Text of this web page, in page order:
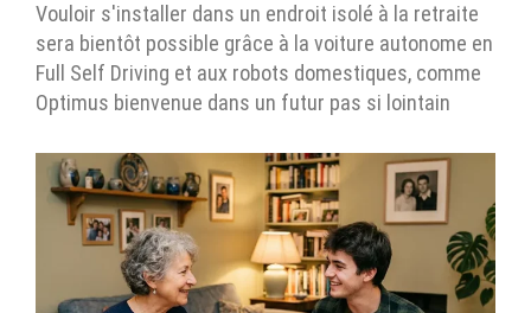
Vouloir s'installer dans un endroit isolé à la retraite
sera bientôt possible grâce à la voiture autonome en
Full Self Driving et aux robots domestiques, comme
Optimus bienvenue dans un futur pas si lointain